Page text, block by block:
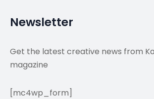
Newsletter
Get the latest creative news from
magazine
[mc4wp_form]